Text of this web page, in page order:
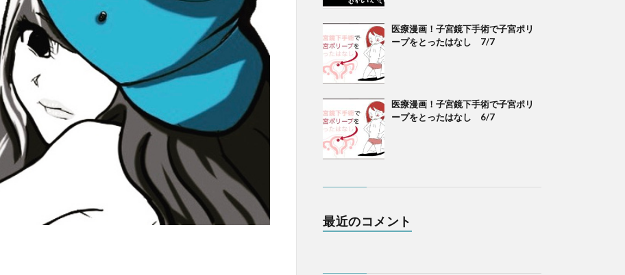
医療漫画！子宮鏡下手術で子宮ポリ
ープをとったはなし 7/7
医療漫画！子宮鏡下手術で子宮ポリ
ープをとったはなし 6/7
最近のコメント